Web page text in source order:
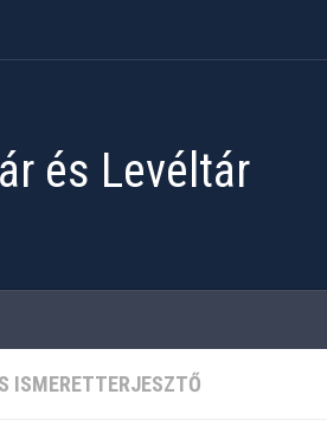
és Levéltár
ISMERETTERJESZTŐ